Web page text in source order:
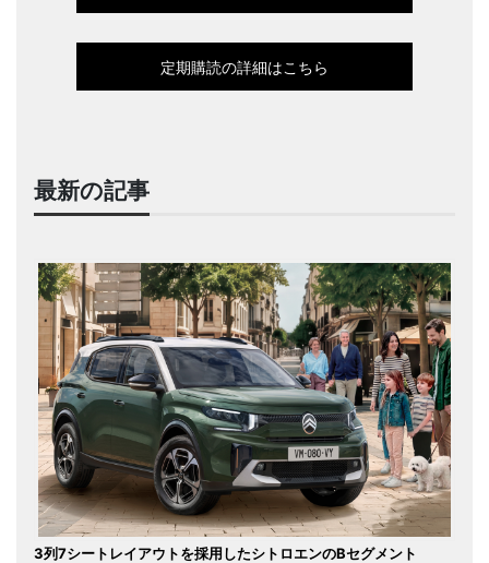
定期購読の詳細はこちら
最新の記事
3列7シートレイアウトを採用したシトロエンのBセグメント